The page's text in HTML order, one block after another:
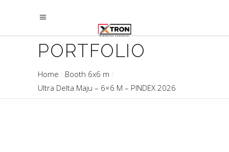
PORTFOLIO
Home
Booth 6x6 m
Ultra Delta Maju – 6×6 M – PINDEX 2026